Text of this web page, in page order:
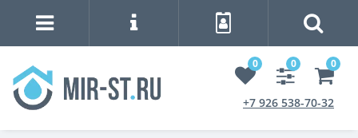
0 0 0
+7 926 538-70-32